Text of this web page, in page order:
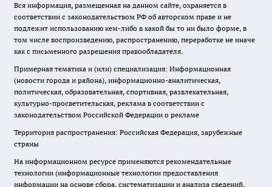
Вся информация, размещенная на данном сайте, охраняется в
соответствии с законодательством РФ об авторском праве и не
подлежит использованию кем-либо в какой бы то ни было форме, в
том числе воспроизведению, распространению, переработке не иначе
как с письменного разрешения правообладателя.
Примерная тематика и (или) специализация: Информационная
(новости города и района), информационно-аналитическая,
политическая, образовательная, спортивная, развлекательная,
культурно-просветительская, реклама в соответствии с
законодательством Российской Федерации о рекламе
Территория распространения: Российская Федерация, зарубежные
страны
На информационном ресурсе применяются рекомендательные
технологии (информационные технологии предоставления
информации на основе сбора, систематизации и анализа сведений,